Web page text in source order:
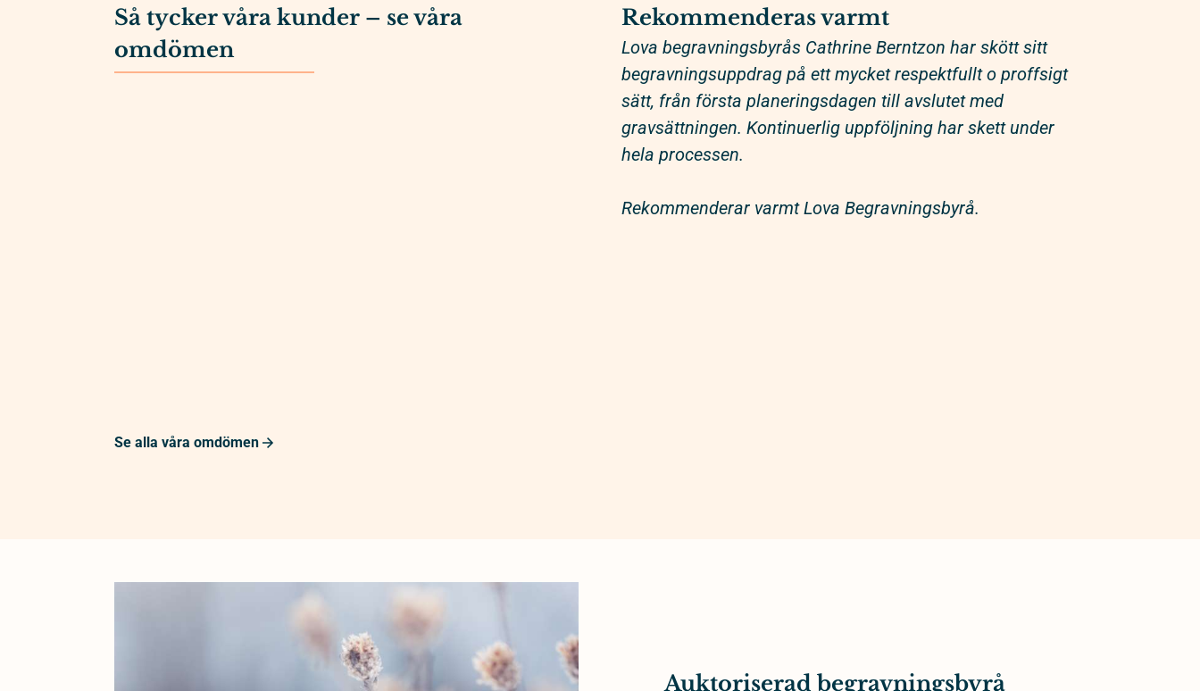
Så tycker våra kunder – se våra
omdömen
Rekommenderas varmt
Lova begravningsbyrås Cathrine Berntzon har skött sitt
begravningsuppdrag på ett mycket respektfullt o proffsigt
sätt, från första planeringsdagen till avslutet med
gravsättningen. Kontinuerlig uppföljning har skett under
hela processen.
Rekommenderar varmt Lova Begravningsbyrå.
Se alla våra omdömen
Auktoriserad begravningsbyrå